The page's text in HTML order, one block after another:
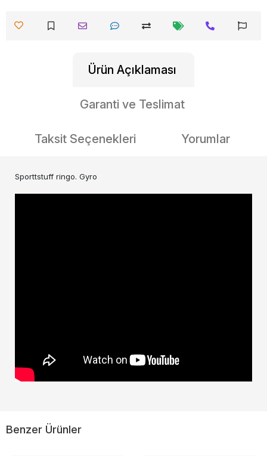
Ürün Açıklaması
Garanti ve Teslimat
Taksit Seçenekleri Yorumlar
Sporttstuff ringo. Gyro
Benzer Ürünler